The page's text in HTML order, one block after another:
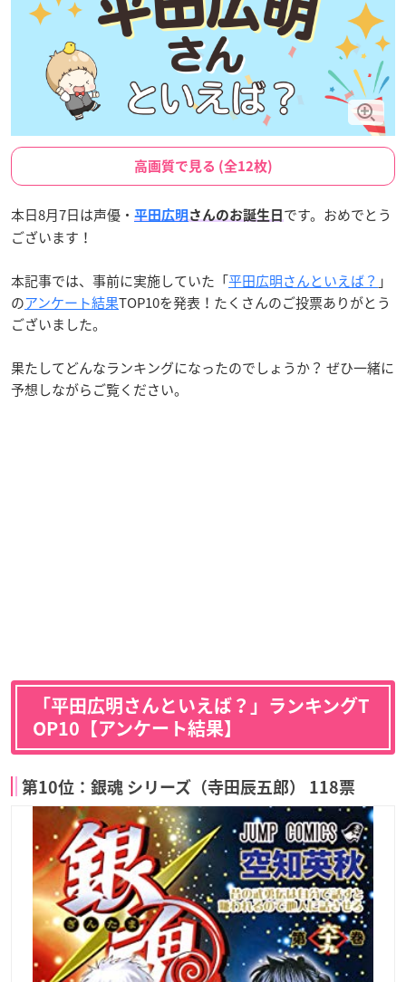
高画質で見る (全12枚)
本日8月7日は声優・ 平田広明 さんのお誕生日 です。おめでとう
ございます！
本記事では、事前に実施していた「平田広明さんといえば？ 」
のアンケート結果TOP10を発表！たくさんのご投票ありがとう
ございました。
果たしてどんなランキングになったのでしょうか？ ぜひ一緒に
予想しながらご覧ください。
「平田広明さんといえば？」ランキングT
OP10【アンケート結果】
第10位：銀魂 シリーズ（寺田辰五郎） 118票